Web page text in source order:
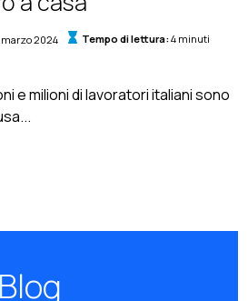
marzo 2024 Tempo di lettura:4 minuti
e milioni di lavoratori italiani sono